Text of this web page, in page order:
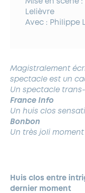
Lelièvre
Avec : Philippe
Magistralement
spectacle est un
Un spectacle
France Info
Un huis clos
Bonbon
Un très joli
Huis clos entre
dernier moment